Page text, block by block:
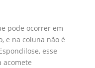
pode ocorrer em
e na coluna não é
esse
acomete